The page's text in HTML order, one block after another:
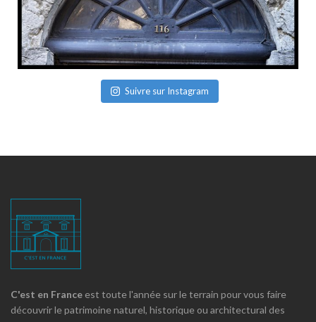
Suivre sur Instagram
C'est en France est toute l'année sur le terrain pour vous faire
découvrir le patrimoine naturel, historique ou architectural des